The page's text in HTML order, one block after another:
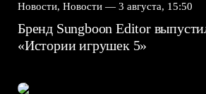
Новости, Новости — 3 августа, 15:50
Бренд Sungboon Editor
«Истории игрушек 5»